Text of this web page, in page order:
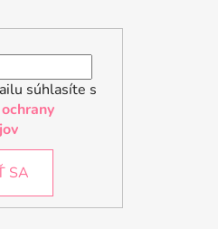
súhlasíte s
SA